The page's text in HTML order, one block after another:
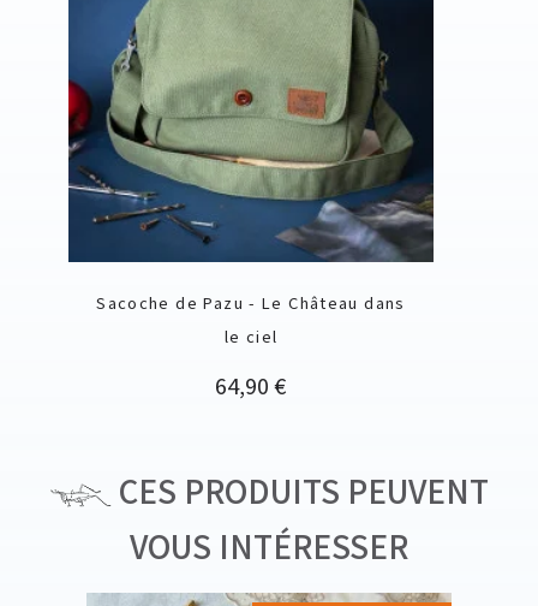
Sacoche de Pazu - Le Château dans
le ciel
Prix
64,90 €
CES PRODUITS PEUVENT
VOUS INTÉRESSER